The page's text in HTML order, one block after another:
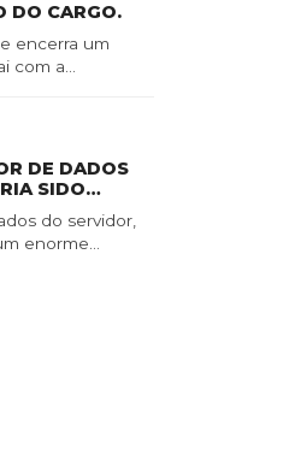
DO CARGO.
encerra um
com a
DE DADOS
SIDO
DE
do servidor,
enorme